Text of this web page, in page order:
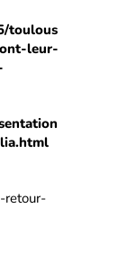
toulous
leur-
retour-